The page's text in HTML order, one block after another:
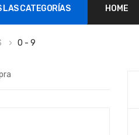
LAS CATEGORÍAS HOME
0 - 9